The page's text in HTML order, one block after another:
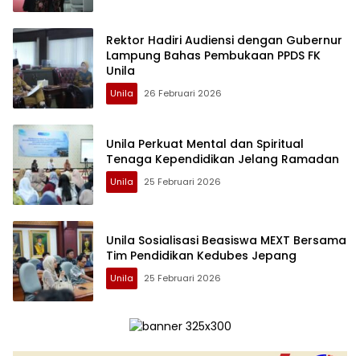
Rektor Hadiri Audiensi dengan Gubernur
Lampung Bahas Pembukaan PPDS FK
Unila
Unila 26 Februari 2026
Unila Perkuat Mental dan Spiritual
Tenaga Kependidikan Jelang Ramadan
Unila 25 Februari 2026
Unila Sosialisasi Beasiswa MEXT Bersama
Tim Pendidikan Kedubes Jepang
Unila 25 Februari 2026